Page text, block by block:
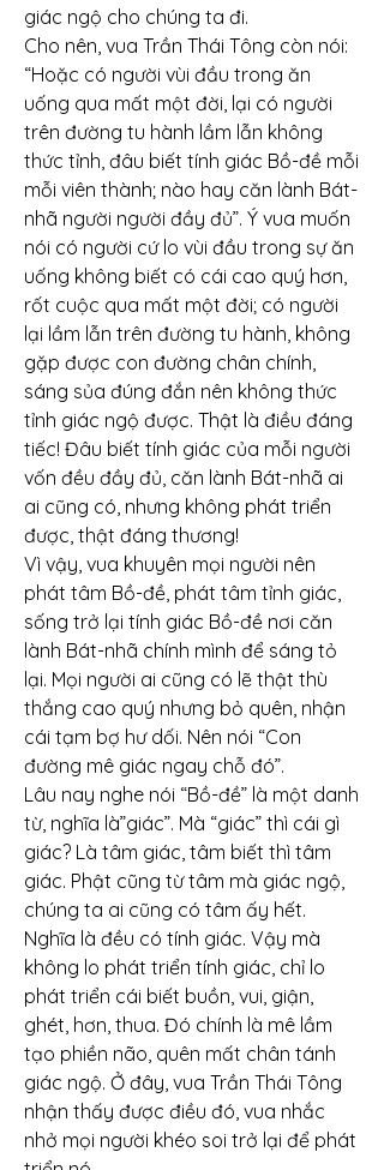
giác ngộ cho chúng ta đi.
Cho nên, vua Trần Thái Tông còn nói:
“Hoặc có người vùi đầu trong ăn
uống qua mất một đời, lại có người
trên đường tu hành lầm lẫn không
thức tỉnh, đâu biết tính giác Bồ-đề mỗi
mỗi viên thành; nào hay căn lành Bát-
nhã người người đầy đủ”. Ý vua muốn
nói có người cứ lo vùi đầu trong sự ăn
uống không biết có cái cao quý hơn,
rốt cuộc qua mất một đời; có người
lại lầm lẫn trên đường tu hành, không
gặp được con đường chân chính,
sáng sủa đúng đắn nên không thức
tỉnh giác ngộ được. Thật là điều đáng
tiếc! Đâu biết tính giác của mỗi người
vốn đều đầy đủ, căn lành Bát-nhã ai
ai cũng có, nhưng không phát triển
được, thật đáng thương!
Vì vậy, vua khuyên mọi người nên
phát tâm Bồ-đề, phát tâm tỉnh giác,
sống trở lại tính giác Bồ-đề nơi căn
lành Bát-nhã chính mình để sáng tỏ
lại. Mọi người ai cũng có lẽ thật thù
thắng cao quý nhưng bỏ quên, nhận
cái tạm bợ hư dối. Nên nói “Con
đường mê giác ngay chỗ đó”.
Lâu nay nghe nói “Bồ-đề” là một danh
từ, nghĩa là”giác”. Mà “giác” thì cái gì
giác? Là tâm giác, tâm biết thì tâm
giác. Phật cũng từ tâm mà giác ngộ,
chúng ta ai cũng có tâm ấy hết.
Nghĩa là đều có tính giác. Vậy mà
không lo phát triển tính giác, chỉ lo
phát triển cái biết buồn, vui, giận,
ghét, hơn, thua. Đó chính là mê lầm
tạo phiền não, quên mất chân tánh
giác ngộ. Ở đây, vua Trần Thái Tông
nhận thấy được điều đó, vua nhắc
nhở mọi người khéo soi trở lại để phát